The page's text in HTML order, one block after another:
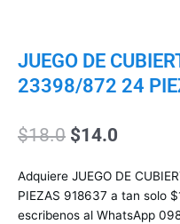
JUEGO DE
23398/872 24
$18.0 El
original
era:
$18.0.
$14.0
actual
es:
$14.0.
Adquiere JUEGO DE
PIEZAS 918637 a tan solo
escribenos al WhatsApp